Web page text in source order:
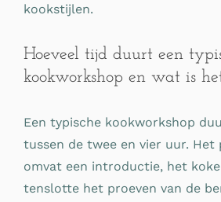
kookstijlen.
Hoeveel tijd duurt een
kookworkshop en wat is
Een typische kookworkshop
tussen de twee en vier uur. Het
omvat een introductie, het
tenslotte het proeven van de